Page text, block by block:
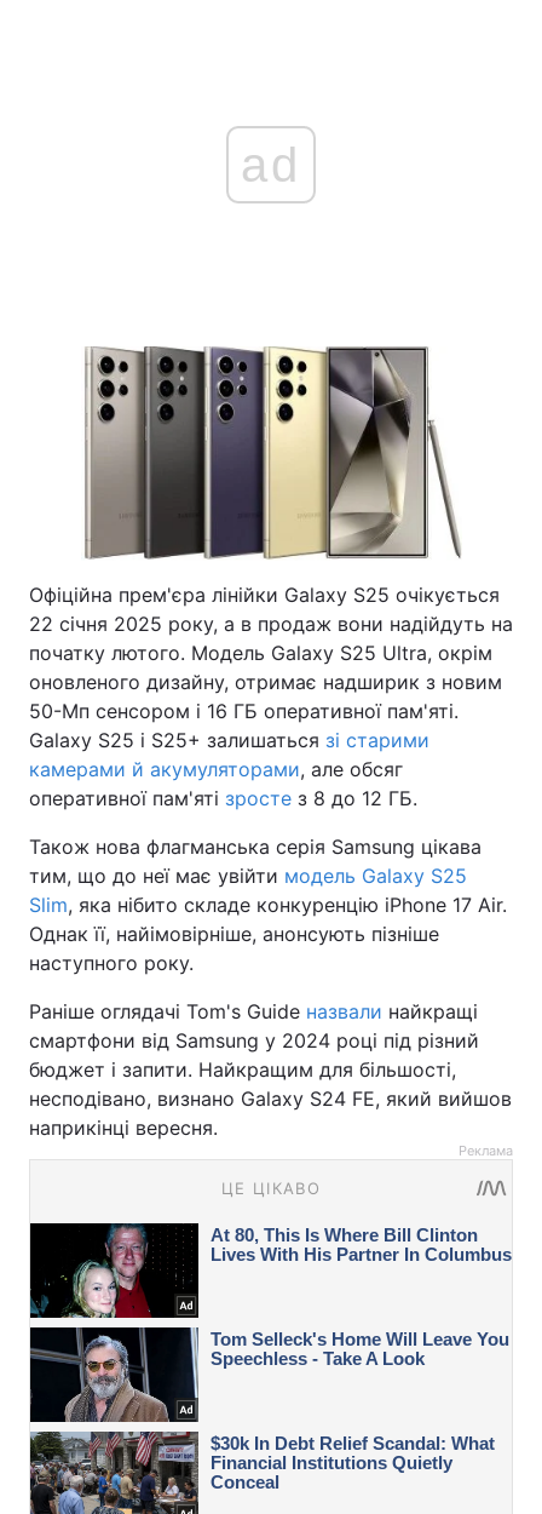
ad
Офіційна прем'єра лінійки Galaxy S25 очікується
22 січня 2025 року, а в продаж вони надійдуть на
початку лютого. Модель Galaxy S25 Ultra, окрім
оновленого дизайну, отримає надширик з новим
50-Мп сенсором і 16 ГБ оперативної пам'яті.
Galaxy S25 і S25+ залишаться зі старими
камерами й акумуляторами, але обсяг
оперативної пам'яті зросте з 8 до 12 ГБ.
Також нова флагманська серія Samsung цікава
тим, що до неї має увійти модель Galaxy S25
Slim, яка нібито складе конкуренцію iPhone 17 Air.
Однак її, найімовірніше, анонсують пізніше
наступного року.
Раніше оглядачі Tom's Guide назвали найкращі
смартфони від Samsung у 2024 році під різний
бюджет і запити. Найкращим для більшості,
несподівано, визнано Galaxy S24 FE, який вийшов
наприкінці вересня.
Реклама